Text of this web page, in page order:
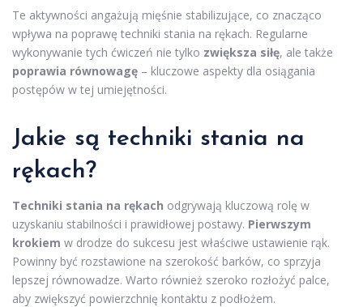
Te aktywności angażują mięśnie stabilizujące, co znacząco
wpływa na poprawę techniki stania na rękach. Regularne
wykonywanie tych ćwiczeń nie tylko zwiększa siłę, ale także
poprawia równowagę – kluczowe aspekty dla osiągania
postępów w tej umiejętności.
Jakie są techniki stania na
rękach?
Techniki stania na rękach odgrywają kluczową rolę w
uzyskaniu stabilności i prawidłowej postawy. Pierwszym
krokiem w drodze do sukcesu jest właściwe ustawienie rąk.
Powinny być rozstawione na szerokość barków, co sprzyja
lepszej równowadze. Warto również szeroko rozłożyć palce,
aby zwiększyć powierzchnię kontaktu z podłożem.